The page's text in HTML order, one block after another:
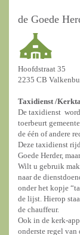
de Goede
Hoofdstraat 35
2235 CB
Taxidienst /
De taxidienst
toerbeurt
de één of andere
Deze taxidienst
Goede Herder,
Wilt u gebruik
naar de
onder het kopje
de lijst. Hierop
de chauffeur.
Ook in de kerk-
onderste regel van